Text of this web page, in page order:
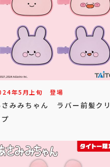
年5月上旬 登場
さみみちゃん ラバー前髪クリ